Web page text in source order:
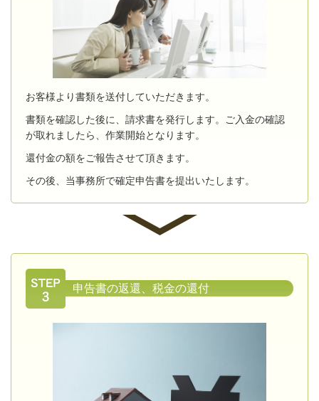
お客様より書類を送付していただきます。
書類を確認した後に、請求書を発行します。ご入金の確認
が取れましたら、作業開始となります。
還付金の額をご報告させて頂きます。
その後、当事務所で確定申告書を提出いたします。
申告書の返還、税金の還付